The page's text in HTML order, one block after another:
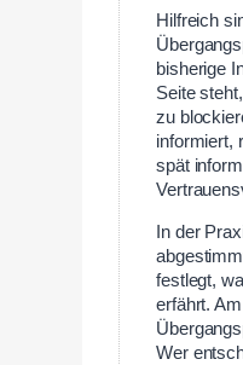
Hilfreich
bisherige
Seite
zu
informiert,
spät
In der
festlegt,
erfährt.
Wer